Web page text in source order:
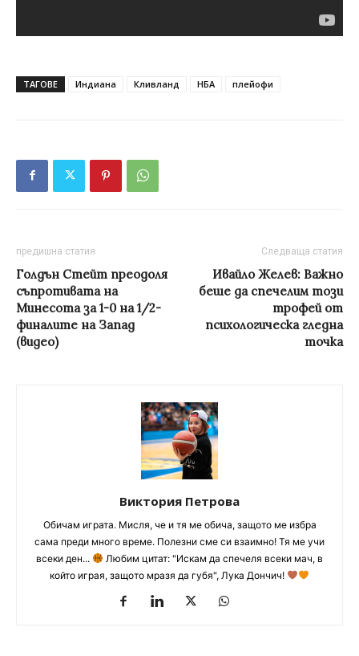
ТАГОВЕ Индиана Кливланд НБА плейофи
предишна статия
Голдън Стейт преодоля
съпротивата на
Минесота за 1-0 на 1/2-
финалите на Запад
(видео)
Следваща статия
Ивайло Желев: Важно
беше да спечелим този
трофей от
психологическа гледна
точка
Виктория Петрова
Обичам играта. Мисля, че и тя ме обича, защото ме избра
сама преди много време. Полезни сме си взаимно! Тя ме учи
всеки ден...
Любим цитат: "Искам да спечеля всеки мач, в
който играя, защото мразя да губя", Лука Дончич!